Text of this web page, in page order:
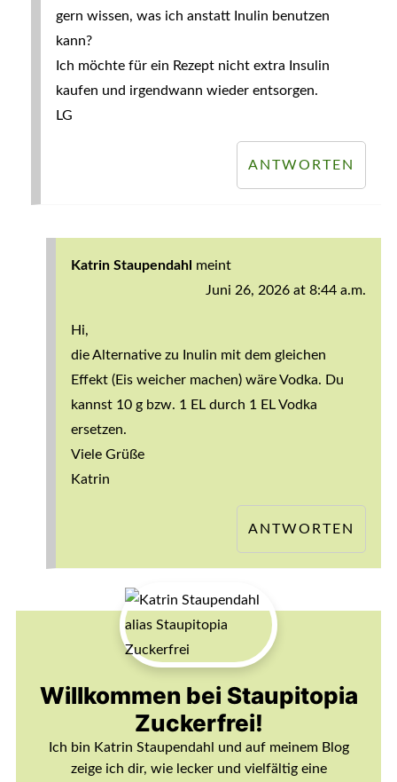
gern wissen, was ich anstatt Inulin benutzen
kann?
Ich möchte für ein Rezept nicht extra Insulin
kaufen und irgendwann wieder entsorgen.
LG
ANTWORTEN
Katrin Staupendahl meint
Juni 26, 2026 at 8:44 a.m.
Hi,
die Alternative zu Inulin mit dem gleichen
Effekt (Eis weicher machen) wäre Vodka. Du
kannst 10 g bzw. 1 EL durch 1 EL Vodka
ersetzen.
Viele Grüße
Katrin
ANTWORTEN
Willkommen bei Staupitopia
Zuckerfrei!
Ich bin Katrin Staupendahl und auf meinem Blog
zeige ich dir, wie lecker und vielfältig eine